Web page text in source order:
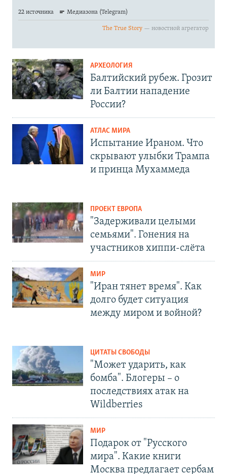
АРХЕОЛОГИЯ
Балтийский рубеж. Грозит
ли Балтии нападение
России?
АТЛАС МИРА
Испытание Ираном. Что
скрывают улыбки Трампа
и принца Мухаммеда
ПРОЕКТ ЕВРОПА
"Задерживали целыми
семьями". Гонения на
участников хиппи-слёта
МИР
"Иран тянет время". Как
долго будет ситуация
между миром и войной?
ЦИТАТЫ СВОБОДЫ
"Может ударить, как
бомба". Блогеры – о
последствиях атак на
Wildberries
МИР
Подарок от "Русского
мира". Какие книги
Москва предлагает сербам